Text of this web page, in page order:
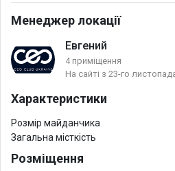
Менеджер локації
Евгений
4 приміщення
На сайті з 23-го
Характеристики
Розмір майданчика
Загальна місткість
Розміщення